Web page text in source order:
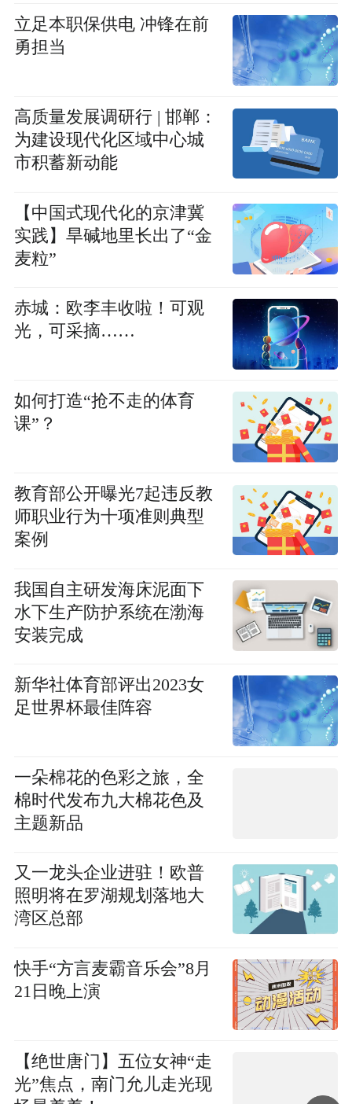
立足本职保供电 冲锋在前
勇担当
高质量发展调研行 | 邯郸：
为建设现代化区域中心城
市积蓄新动能
【中国式现代化的京津冀
实践】旱碱地里长出了“金
麦粒”
赤城：欧李丰收啦！可观
光，可采摘……
如何打造“抢不走的体育
课”？
教育部公开曝光7起违反教
师职业行为十项准则典型
案例
我国自主研发海床泥面下
水下生产防护系统在渤海
安装完成
新华社体育部评出2023女
足世界杯最佳阵容
一朵棉花的色彩之旅，全
棉时代发布九大棉花色及
主题新品
又一龙头企业进驻！欧普
照明将在罗湖规划落地大
湾区总部
快手“方言麦霸音乐会”8月
21日晚上演
【绝世唐门】五位女神“走
光”焦点，南门允儿走光现